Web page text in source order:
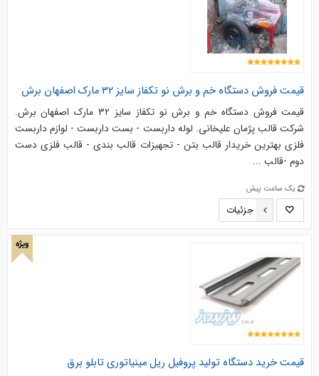
قیمت فروش دستگاه خم و برش نو تکفاز سایز ۳۲ مارک اصفهان برش
قیمت فروش دستگاه خم و برش نو تکفاز سایز ۳۲ مارک اصفهان برش.
شرکت قالب پژمان علیخانی. لوله داربست - بست داربست - لوازم داربست
فلزی بهترین خریدار قالب بتن - تجهیزات قالب بندی - قالب فلزی دست
دوم -قالب ...
یک ساعت پیش
جزئیات
ویژه
قیمت خرید دستگاه تولید پروفیل ریل مینیاتوری تابلو برق